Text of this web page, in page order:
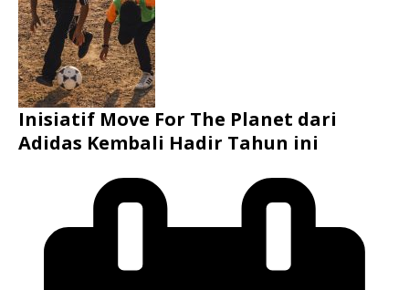
Inisiatif Move For The Planet dari
Adidas Kembali Hadir Tahun ini